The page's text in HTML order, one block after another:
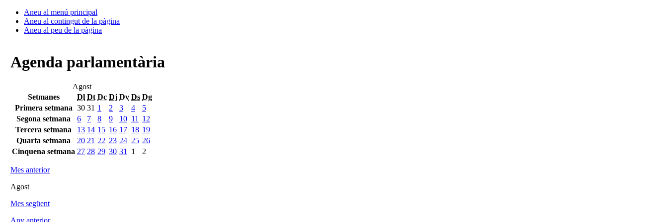
Aneu al menú principal
Aneu al contingut de la pàgina
Aneu al peu de la pàgina
Agenda parlamentària
Agost
Setmanes
Dl Dt Dc Dj Dv Ds Dg
Primera setmana 30 31 1 2 3 4
5
Segona setmana
6 7 8 9 10 11
12
Tercera setmana
13 14 15 16 17 18 19
Quarta setmana
20 21 22 23 24 25 26
Cinquena setmana 27 28 29 30 31 1 2
Mes anterior
Agost
Mes següent
Any anterior